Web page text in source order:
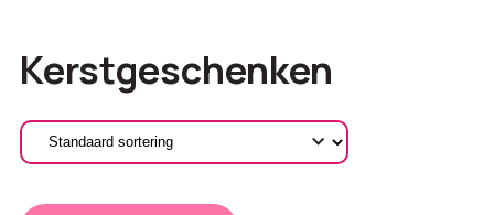
Kerstgeschenken